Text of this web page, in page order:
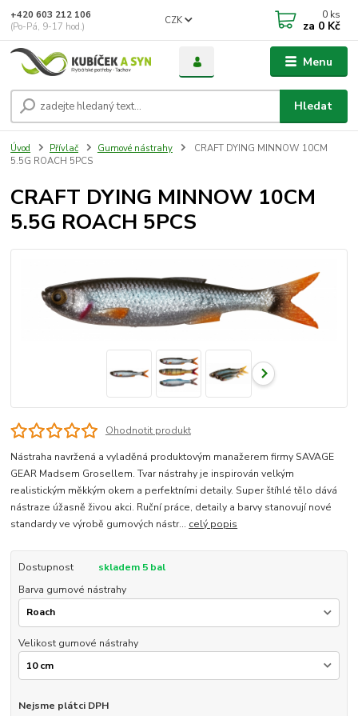
Menu
CZK
Hledat
+420 603 212 106
(Po-Pá, 9-17 hod.)
0 ks
za 0 Kč
Úvod Přívlač Gumové nástrahy
CRAFT DYING MINNOW 10CM
5.5G ROACH 5PCS
CRAFT DYING MINNOW 10CM
5.5G ROACH 5PCS
Ohodnotit produkt
Nástraha navržená a vyladěná produktovým manažerem firmy SAVAGE
GEAR Madsem Grosellem. Tvar nástrahy je inspirován velkým
realistickým měkkým okem a perfektními detaily. Super štíhlé tělo dává
nástraze úžasně živou akci. Ruční práce, detaily a barvy stanovují nové
standardy ve výrobě gumových nástr... celý popis
Dostupnost
skladem 5 bal
Barva gumové nástrahy
Velikost gumové nástrahy
Nejsme plátci DPH